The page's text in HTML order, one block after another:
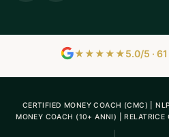
★★★★★5.0/5 ·
CERTIFIED MONEY COACH (CMC) |
MONEY COACH (10+ ANNI) | RELATRICE